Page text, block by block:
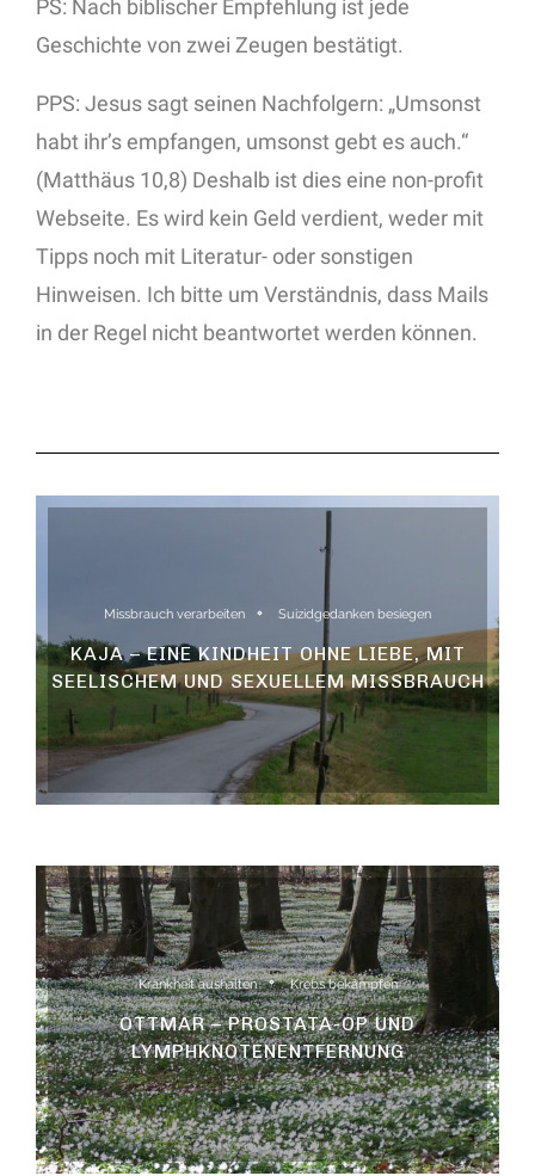
PS: Nach biblischer Empfehlung ist jede
Geschichte von zwei Zeugen bestätigt.
PPS: Jesus sagt seinen Nachfolgern: „Umsonst
habt ihr’s empfangen, umsonst gebt es auch.“
(Matthäus 10,8) Deshalb ist dies eine non-profit
Webseite. Es wird kein Geld verdient, weder mit
Tipps noch mit Literatur- oder sonstigen
Hinweisen. Ich bitte um Verständnis, dass Mails
in der Regel nicht beantwortet werden können.
Missbrauch verarbeiten Suizidgedanken besiegen
KAJA – EINE KINDHEIT OHNE LIEBE, MIT
SEELISCHEM UND SEXUELLEM MISSBRAUCH
Krankheit aushalten Krebs bekämpfen
OTTMAR – PROSTATA-OP UND
LYMPHKNOTENENTFERNUNG